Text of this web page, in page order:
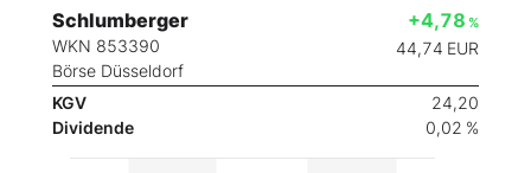
Schlumberger
WKN 853390
Börse Düsseldorf
+4,78 %
44,74 EUR
KGV
24,20
Dividende
0,02 %